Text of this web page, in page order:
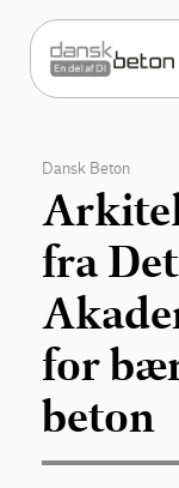
Dansk Beton
fra
for
beton